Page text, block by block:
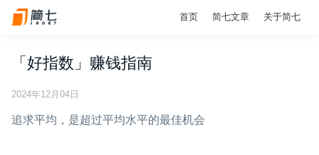
首页 简七文章 关于简七
「好指数」赚钱指南
2024年12月04日
追求平均，是超过平均水平的最佳机会